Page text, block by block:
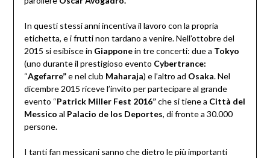
In questi stessi anni incentiva il lavoro con la propria
etichetta, e i frutti non tardano a venire. Nell’ottobre del
2015 si esibisce in Giapponein tre concerti: due a Tokyo
(uno durante il prestigioso evento Cybertrance:
“Agefarre”e nel club Maharaja) e l’altro ad Osaka. Nel
dicembre 2015 riceve l’invito per partecipare al grande
evento “Patrick Miller Fest 2016”che si tiene a Città del
Messico al Palacio de los Deportes, di fronte a 30.000
persone.
I tanti fan messicani sanno che dietro le più importanti